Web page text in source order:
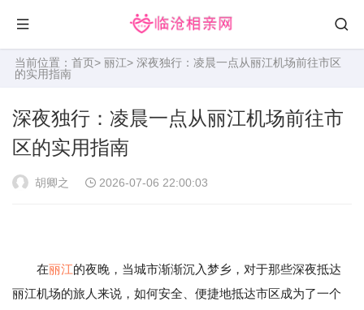
当前位置： 首页> 丽江> 深夜独行：凌晨一点从丽江机场前往市区
的实用指南
深夜独行：凌晨一点从丽江机场前往市
区的实用指南
胡卿之 2026-07-06 22:00:03
在丽江的夜晚，当城市渐渐沉入梦乡，对于那些深夜抵达
丽江机场的旅人来说，如何安全、便捷地抵达市区成为了一个